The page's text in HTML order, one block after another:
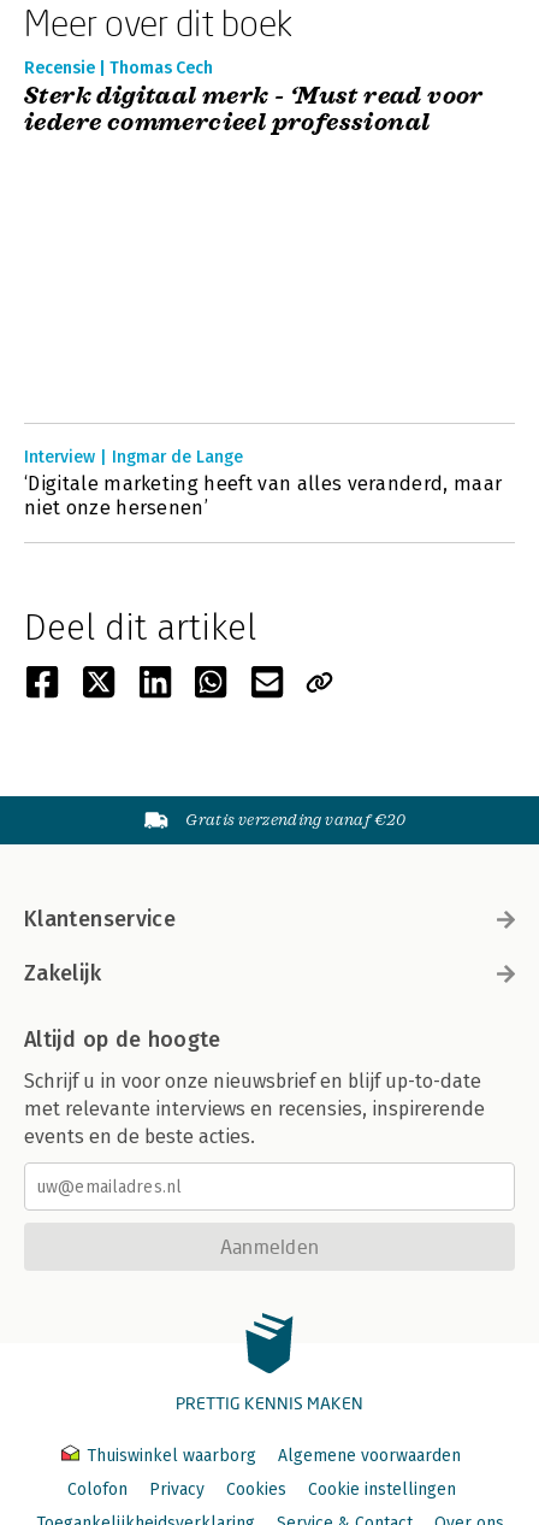
Meer over dit boek
Recensie | Thomas Cech
Sterk digitaal merk - ‘Must read voor
iedere commercieel professional
Interview | Ingmar de Lange
‘Digitale marketing heeft van alles veranderd, maar
niet onze hersenen’
Deel dit artikel
Gratis verzending vanaf €20
Klantenservice
Zakelijk
Altijd op de hoogte
Schrijf u in voor onze nieuwsbrief en blijf up-to-date
met relevante interviews en recensies, inspirerende
events en de beste acties.
Aanmelden
PRETTIG KENNIS MAKEN
Thuiswinkel waarborg
Algemene voorwaarden
Colofon
Privacy Cookies
Cookie instellingen